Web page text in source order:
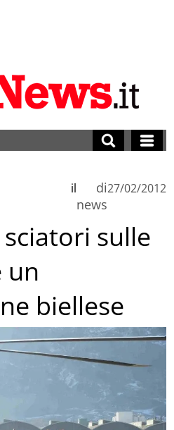
di
news
il 27/02/2012
sulle
un
biellese